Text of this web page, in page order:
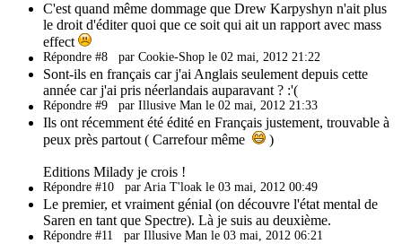
C'est quand même dommage que Drew Karpyshyn n'ait plus
le droit d'éditer quoi que ce soit qui ait un rapport avec mass
effect
Répondre #8 par Cookie-Shop le 02 mai, 2012 21:22
Sont-ils en français car j'ai Anglais seulement depuis cette
année car j'ai pris néerlandais auparavant ? :'(
Répondre #9 par Illusive Man le 02 mai, 2012 21:33
Ils ont récemment été édité en Français justement, trouvable à
peux près partout ( Carrefour même
)
Editions Milady je crois !
Répondre #10 par Aria T'loak le 03 mai, 2012 00:49
Le premier, et vraiment génial (on découvre l'état mental de
Saren en tant que Spectre). Là je suis au deuxième.
Répondre #11 par Illusive Man le 03 mai, 2012 06:21